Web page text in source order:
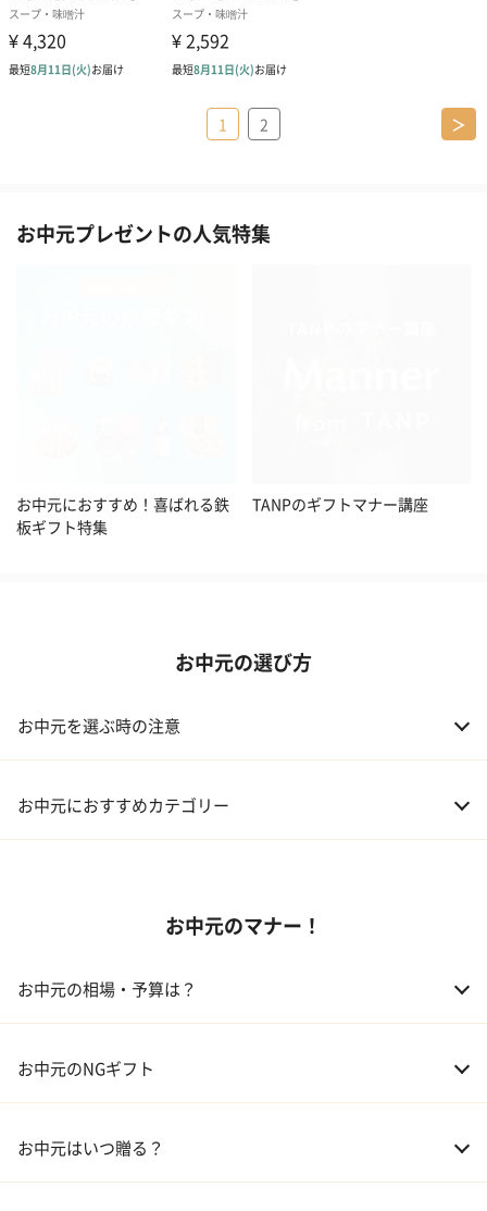
1 2 ＞
お中元プレゼントの人気特集
お中元におすすめ！喜ばれる鉄
板ギフト特集
TANPのギフトマナー講座
お中元の選び方
お中元を選ぶ時の注意
お中元におすすめカテゴリー
03 ギフトカタログ
お中元のマナー！
お中元の相場・予算は？
02 兄弟、姉妹 3,000～5,000円
お中元のNGギフト
お中元はいつ贈る？